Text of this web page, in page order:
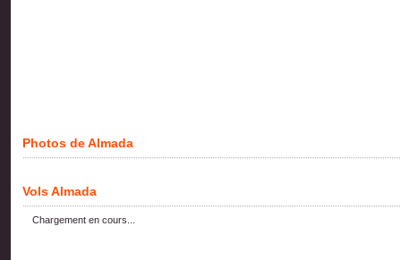
Photos de Almada
Vols Almada
Chargement en cours...